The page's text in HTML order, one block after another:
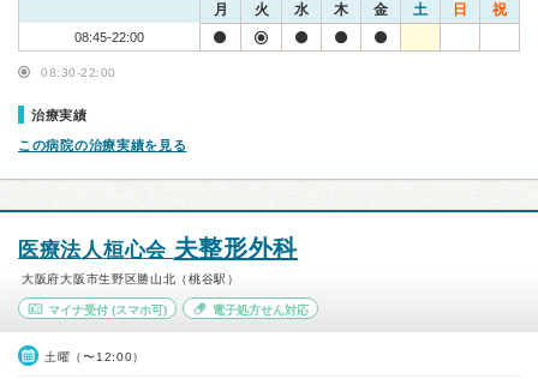
月 火 水 木 金 土 日 祝
08:45-22:00
08:30-22:00
治療実績
この病院の治療実績を見る
医療法人桓心会 夫整形外科
大阪府大阪市生野区勝山北（桃谷駅）
マイナ受付 (スマホ可) 電子処方せん対応
土曜（〜12:00）